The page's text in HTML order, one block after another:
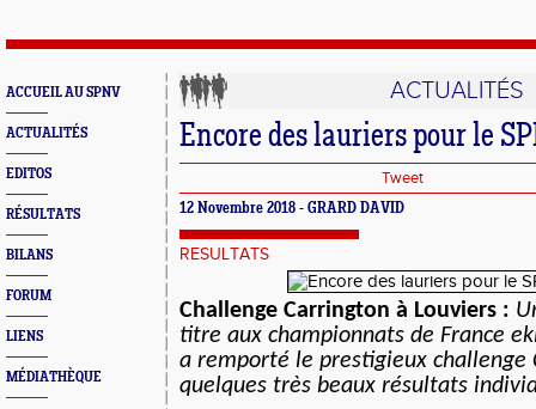
ACCUEIL AU SPNV
ACTUALITÉS
EDITOS
RÉSULTATS
BILANS
FORUM
LIENS
MÉDIATHÈQUE
ACTUALITÉS
Encore des lauriers pour le
Tweet
12 Novembre 2018 - GRARD DAVID
RESULTATS
Challenge Carrington à Louviers :
titre aux championnats de France
a remporté le prestigieux challenge
quelques très beaux résultats